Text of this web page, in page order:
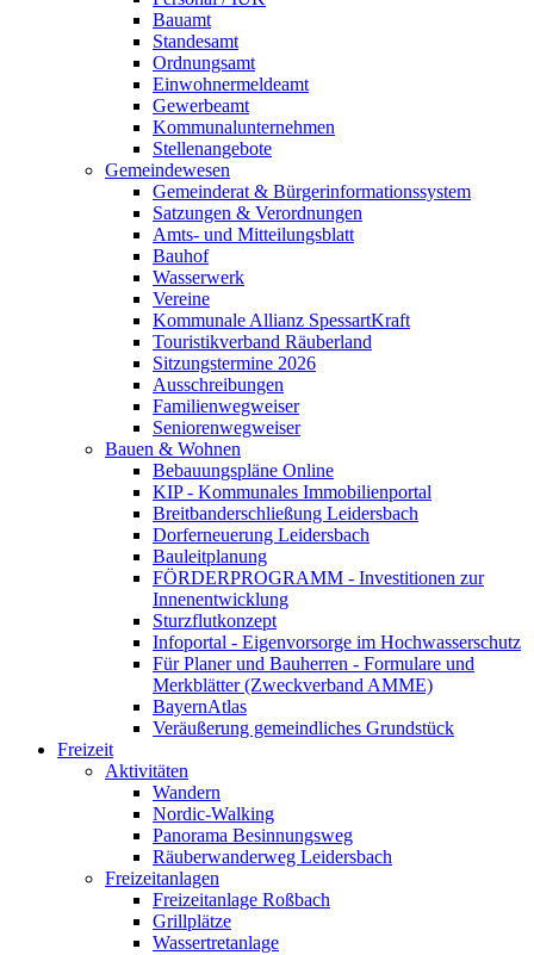
Bauamt
Standesamt
Ordnungsamt
Einwohnermeldeamt
Gewerbeamt
Kommunalunternehmen
Stellenangebote
Gemeindewesen
Gemeinderat & Bürgerinformationssystem
Satzungen & Verordnungen
Amts- und Mitteilungsblatt
Bauhof
Wasserwerk
Vereine
Kommunale Allianz SpessartKraft
Touristikverband Räuberland
Sitzungstermine 2026
Ausschreibungen
Familienwegweiser
Seniorenwegweiser
Bauen & Wohnen
Bebauungspläne Online
KIP - Kommunales Immobilienportal
Breitbanderschließung Leidersbach
Dorferneuerung Leidersbach
Bauleitplanung
FÖRDERPROGRAMM - Investitionen zur
Innenentwicklung
Sturzflutkonzept
Infoportal - Eigenvorsorge im Hochwasserschutz
Für Planer und Bauherren - Formulare und
Merkblätter (Zweckverband AMME)
BayernAtlas
Veräußerung gemeindliches Grundstück
Freizeit
Aktivitäten
Wandern
Nordic-Walking
Panorama Besinnungsweg
Räuberwanderweg Leidersbach
Freizeitanlagen
Freizeitanlage Roßbach
Grillplätze
Wassertretanlage